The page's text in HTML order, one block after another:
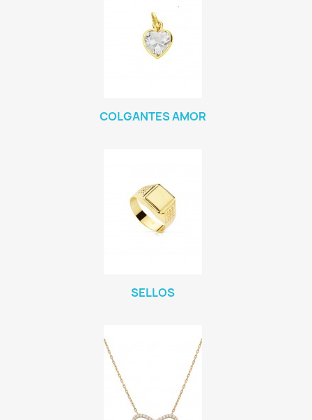
COLGANTES AMOR
SELLOS